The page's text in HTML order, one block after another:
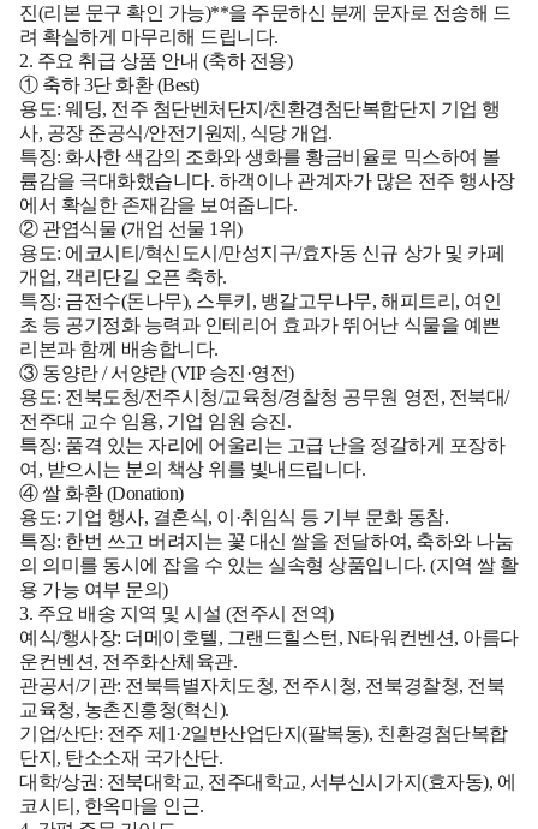
진(리본 문구 확인 가능)**을 주문하신 분께 문자로 전송해 드
려 확실하게 마무리해 드립니다.
2. 주요 취급 상품 안내 (축하 전용)
① 축하 3단 화환 (Best)
용도:웨딩, 전주 첨단벤처단지/친환경첨단복합단지 기업 행
사, 공장 준공식/안전기원제, 식당 개업.
특징: 화사한 색감의 조화와 생화를 황금비율로 믹스하여 볼
륨감을 극대화했습니다. 하객이나 관계자가 많은 전주 행사장
에서 확실한 존재감을 보여줍니다.
② 관엽식물 (개업 선물 1위)
용도: 에코시티/혁신도시/만성지구/효자동 신규 상가 및 카페
개업, 객리단길 오픈 축하.
특징: 금전수(돈나무), 스투키, 뱅갈고무나무, 해피트리, 여인
초 등 공기정화 능력과 인테리어 효과가 뛰어난 식물을 예쁜
리본과 함께 배송합니다.
③ 동양란 / 서양란 (VIP 승진·영전)
용도: 전북도청/전주시청/교육청/경찰청 공무원 영전, 전북대/
전주대 교수 임용, 기업 임원 승진.
특징: 품격 있는 자리에 어울리는 고급 난을 정갈하게 포장하
여, 받으시는 분의 책상 위를 빛내드립니다.
④ 쌀 화환 (Donation)
용도: 기업 행사, 결혼식, 이·취임식 등 기부 문화 동참.
특징: 한번 쓰고 버려지는 꽃 대신 쌀을 전달하여, 축하와 나눔
의 의미를 동시에 잡을 수 있는 실속형 상품입니다. (지역 쌀 활
용 가능 여부 문의)
3. 주요 배송 지역 및 시설 (전주시 전역)
예식/행사장: 더메이호텔, 그랜드힐스턴, N타워컨벤션, 아름다
운컨벤션, 전주화산체육관.
관공서/기관: 전북특별자치도청, 전주시청, 전북경찰청, 전북
교육청, 농촌진흥청(혁신).
기업/산단: 전주 제1·2일반산업단지(팔복동), 친환경첨단복합
단지, 탄소소재 국가산단.
대학/상권: 전북대학교, 전주대학교, 서부신시가지(효자동), 에
코시티, 한옥마을 인근.